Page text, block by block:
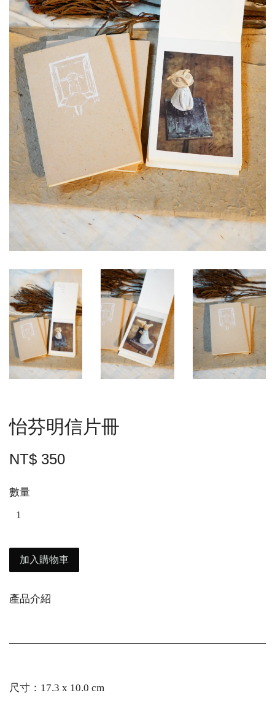
怡芬明信片冊
NT$ 350
數量
加入購物車
產品介紹
尺寸：17.3 x 10.0 cm